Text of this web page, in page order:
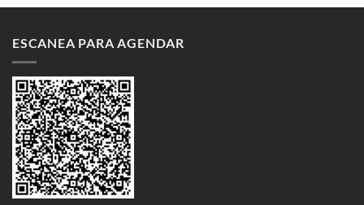
ESCANEA PARA AGENDAR